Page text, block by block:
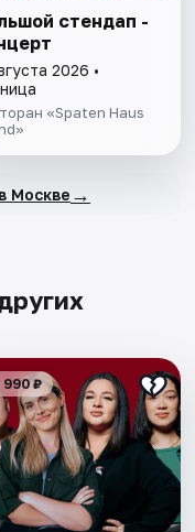
стендап -
2026 •
«Spaten Haus
Москве →
990 ₽